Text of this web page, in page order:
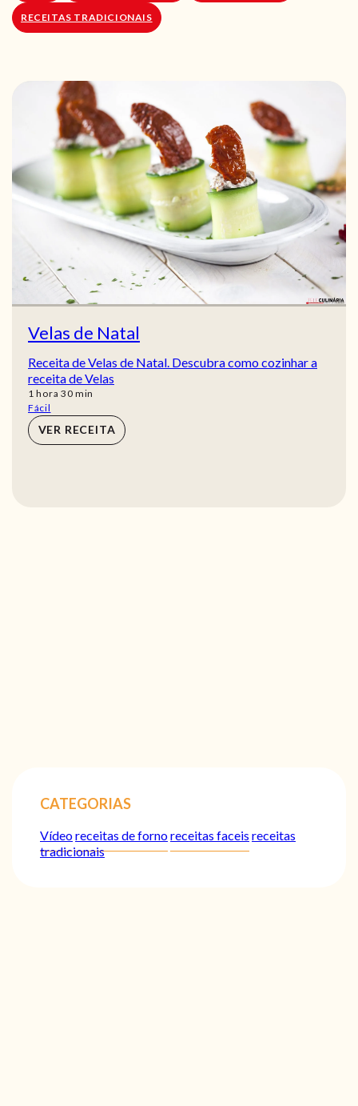
RECEITAS TRADICIONAIS
Velas de Natal
Receita de Velas de Natal. Descubra como cozinhar a
receita de Velas
1 hora
hora 30min
min
Fácil
VER RECEITA
CATEGORIAS
Vídeoreceitas de fornoreceitas faceis receitas
tradicionais